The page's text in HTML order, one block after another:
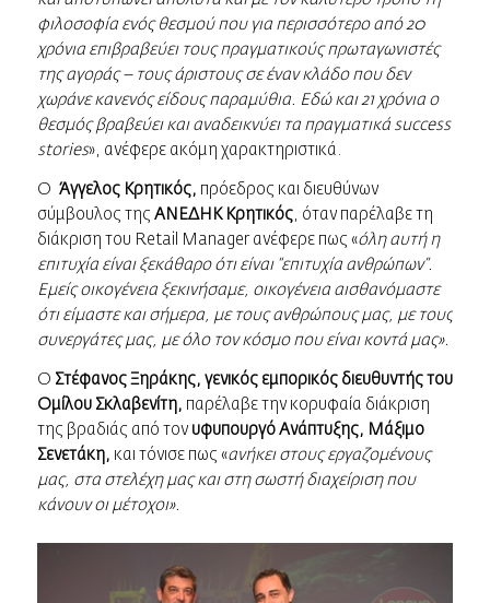
φιλοσοφία ενός θεσμού που για περισσότερο από 20
χρόνια επιβραβεύει τους πραγματικούς πρωταγωνιστές
της αγοράς – τους άριστους σε έναν κλάδο που δεν
χωράνε κανενός είδους παραμύθια. Εδώ και 21 χρόνια ο
θεσμός βραβεύει και αναδεικνύει τα πραγματικά success
stories», ανέφερε ακόμη χαρακτηριστικά.
Ο Άγγελος Κρητικός, πρόεδρος και διευθύνων
σύμβουλος της ΑΝΕΔΗΚ Κρητικός, όταν παρέλαβε τη
διάκριση του Retail Manager ανέφερε πως «όλη αυτή η
επιτυχία είναι ξεκάθαρο ότι είναι “επιτυχία ανθρώπων”.
Εμείς οικογένεια ξεκινήσαμε, οικογένεια αισθανόμαστε
ότι είμαστε και σήμερα, με τους ανθρώπους μας, με τους
συνεργάτες μας, με όλο τον κόσμο που είναι κοντά μας».
Ο Στέφανος Ξηράκης, γενικός εμπορικός διευθυντής του
Ομίλου Σκλαβενίτη, παρέλαβε την κορυφαία διάκριση
της βραδιάς από τον υφυπουργό Ανάπτυξης, Μάξιμο
Σενετάκη, και τόνισε πως «ανήκει στους εργαζομένους
μας, στα στελέχη μας και στη σωστή διαχείριση που
κάνουν οι μέτοχοι».